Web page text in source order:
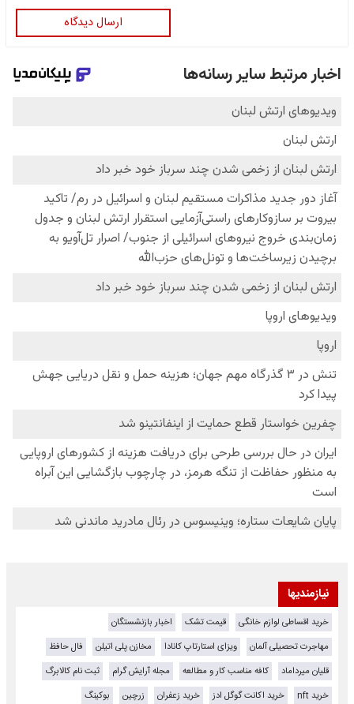
ارسال دیدگاه
نیازمندیها
خرید اقساطی لوازم خانگی قیمت تشک
اخبار بازنشستگان
مهاجرت تحصیلی آلمان
ویزای استارتاپ کانادا مخازن پلی اتیلن
فال حافظ
قلیان میرداماد
کافه مناسب کار و مطالعه مجله آرایش گرام
ثبت نام کالابرگ
خرید nft
خرید اکانت گوگل ادز خرید زعفران زرچین
بوکینگ